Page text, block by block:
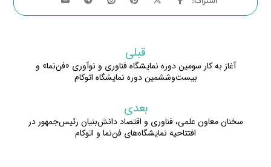
قبلی
آغاز به کار سومین دوره نمایشگاه فناوری و نوآوری «فن‌نما» و
بیست‌وششمین دوره نمایشگاه اتوکام
بعدی
سخنان معاون علمی، فناوری و اقتصاد دانش‌بنیان رئیس‌جمهور در
افتتاحیه نمایشگاه‌های فن‌نما و اتوکام